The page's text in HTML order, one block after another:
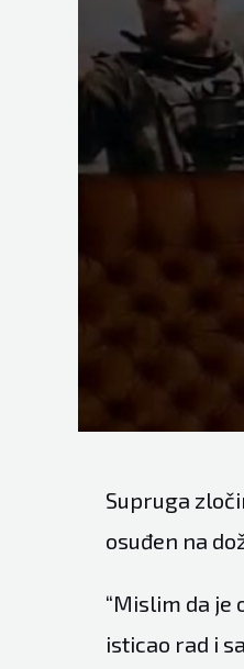
Supruga
osuđen na
“Mislim da je
isticao rad i